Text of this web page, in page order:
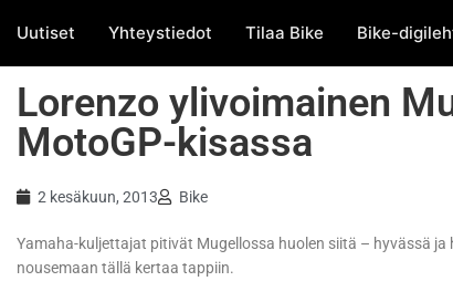
Uutiset Yhteystiedot Tilaa Bike Bike-
Lorenzo ylivoimainen
MotoGP-kisassa
2 kesäkuun, 2013 Bike
Yamaha-kuljettajat pitivät Mugellossa huolen siitä – hyvässä
nousemaan tällä kertaa tappiin.